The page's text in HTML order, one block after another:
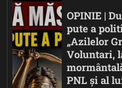
OPINIE |
pute a
„Azilelor
Voluntari,
PNL și al